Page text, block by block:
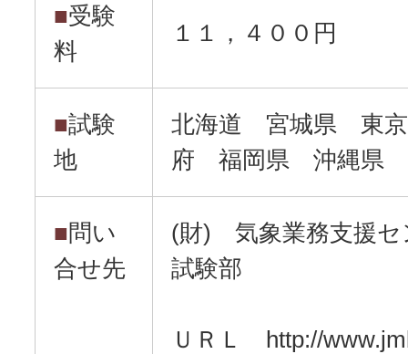
■受験
料
１１，４００円
■試験
地
北海道 宮城県 東
府 福岡県 沖縄県
■問い
合せ先
(財) 気象業務支援
試験部
ＵＲＬ http://